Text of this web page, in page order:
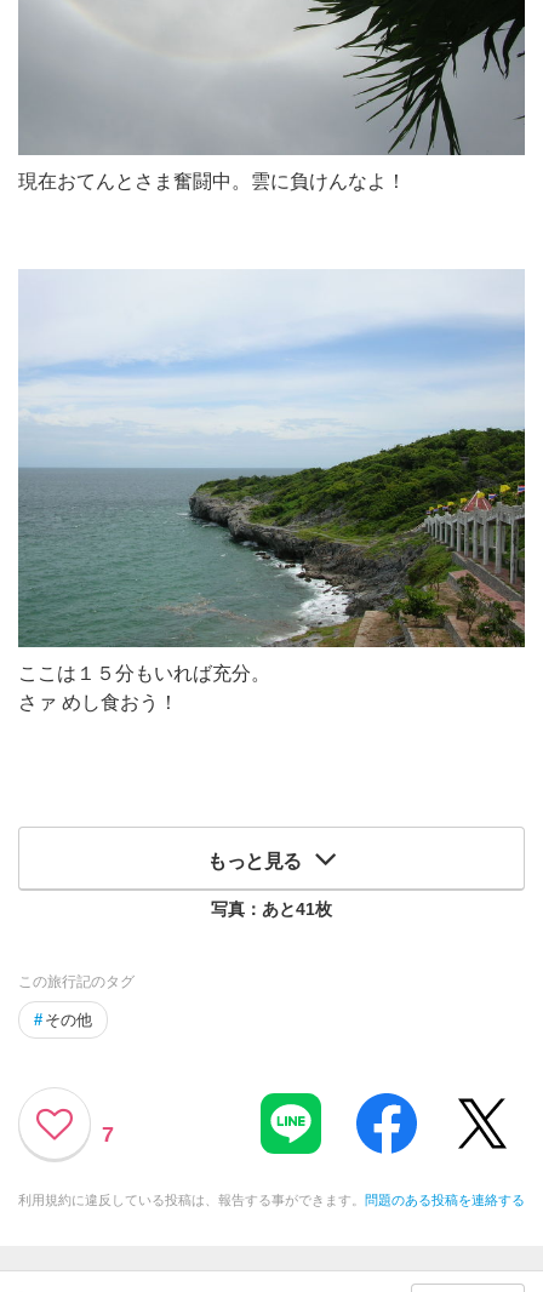
現在おてんとさま奮闘中。雲に負けんなよ！
ここは１５分もいれば充分。
さァ めし食おう！
もっと見る
写真：あと41枚
この旅行記のタグ
# その他
7
利用規約に違反している投稿は、報告する事ができます。 問題のある投稿を連絡する